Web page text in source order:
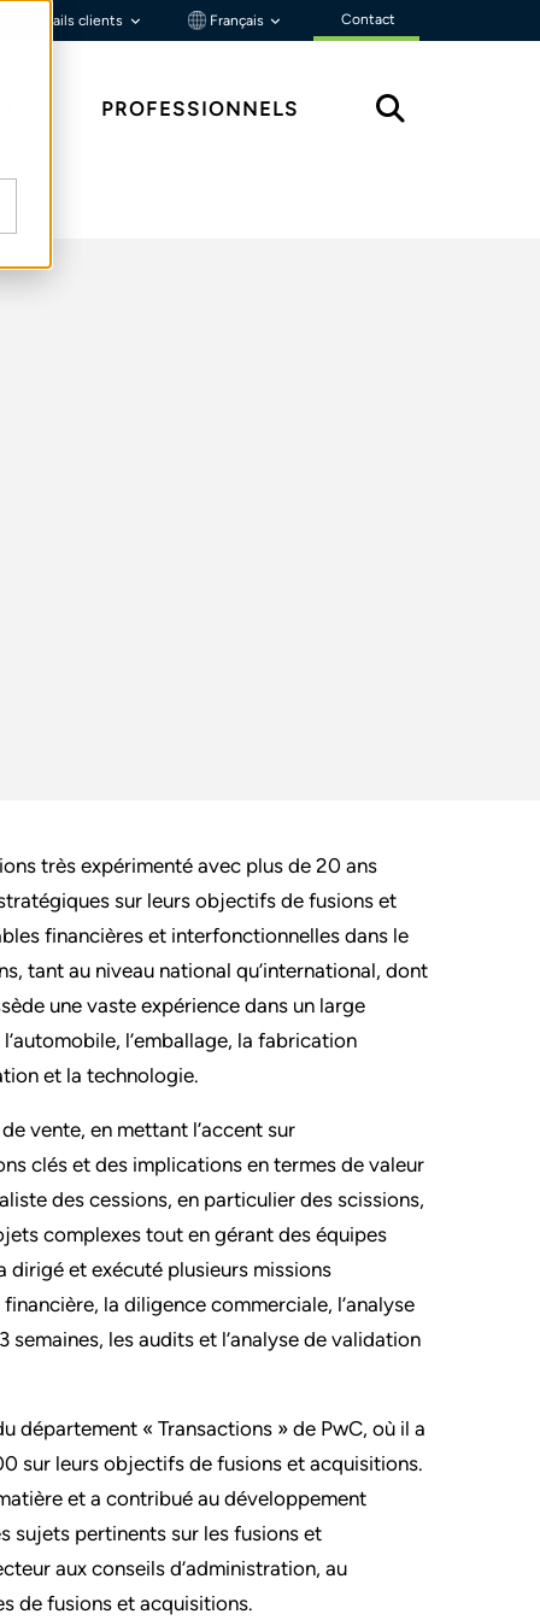
Portails clients Français Contact
PROFESSIONNELS
très expérimenté avec plus de 20 ans
sur leurs objectifs de fusions et
financières et interfonctionnelles dans le
tant au niveau national qu’international, dont
une vaste expérience dans un large
l’emballage, la fabrication
et la technologie.
vente, en mettant l’accent sur
clés et des implications en termes de valeur
des cessions, en particulier des scissions,
complexes tout en gérant des équipes
dirigé et exécuté plusieurs missions
la diligence commerciale, l’analyse
les audits et l’analyse de validation
« Transactions » de PwC, où il a
sur leurs objectifs de fusions et acquisitions.
et a contribué au développement
sujets pertinents sur les fusions et
aux conseils d’administration, au
de fusions et acquisitions.